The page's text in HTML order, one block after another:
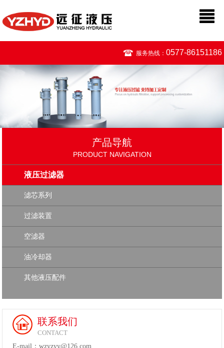
服务热线： 0577-86151186
产品导航
PRODUCT NAVIGATION
液压过滤器
滤芯系列
过滤装置
空滤器
油冷却器
其他液压配件
联系我们
CONTACT
E-mail：wzyzyy@126.com